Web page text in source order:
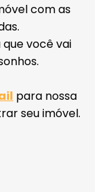
com as
você vai
para nossa
seu imóvel.